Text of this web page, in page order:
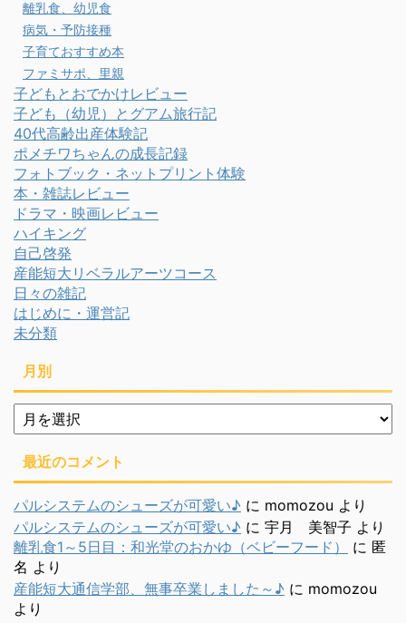
離乳食、幼児食
病気・予防接種
子育ておすすめ本
ファミサポ、里親
子どもとおでかけレビュー
子ども（幼児）とグアム旅行記
40代高齢出産体験記
ポメチワちゃんの成長記録
フォトブック・ネットプリント体験
本・雑誌レビュー
ドラマ・映画レビュー
ハイキング
自己啓発
産能短大リベラルアーツコース
日々の雑記
はじめに・運営記
未分類
月別
月
別
最近のコメント
パルシステムのシューズが可愛い♪ に momozou より
パルシステムのシューズが可愛い♪ に 宇月 美智子 より
離乳食1～5日目：和光堂のおかゆ（ベビーフード）
に 匿
名 より
産能短大通信学部、無事卒業しました～♪ に momozou
より